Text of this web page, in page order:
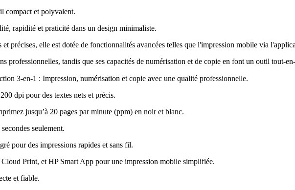
compact et polyvalent.
rapidité et praticité dans un design minimaliste.
précises, elle est dotée de fonctionnalités avancées telles que l'impression mobile via
professionnelles, tandis que ses capacités de numérisation et de copie en font un outil tout-
3-en-1 : Impression, numérisation et copie avec une qualité professionnelle.
dpi pour des textes nets et précis.
jusqu’à 20 pages par minute (ppm) en noir et blanc.
seulement.
pour des impressions rapides et sans fil.
Print, et HP Smart App pour une impression mobile simplifiée.
et fiable.